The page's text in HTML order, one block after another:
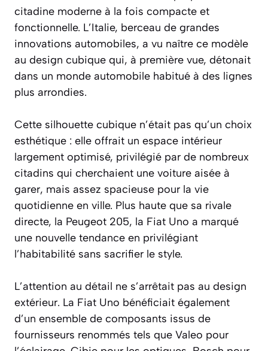
citadine moderne à la fois compacte et
fonctionnelle. L’Italie, berceau de grandes
innovations automobiles, a vu naître ce modèle
au design cubique qui, à première vue, détonait
dans un monde automobile habitué à des lignes
plus arrondies.
Cette silhouette cubique n’était pas qu’un choix
esthétique : elle offrait un espace intérieur
largement optimisé, privilégié par de nombreux
citadins qui cherchaient une voiture aisée à
garer, mais assez spacieuse pour la vie
quotidienne en ville. Plus haute que sa rivale
directe, la Peugeot 205, la Fiat Uno a marqué
une nouvelle tendance en privilégiant
l’habitabilité sans sacrifier le style.
L’attention au détail ne s’arrêtait pas au design
extérieur. La Fiat Uno bénéficiait également
d’un ensemble de composants issus de
fournisseurs renommés tels que Valeo pour